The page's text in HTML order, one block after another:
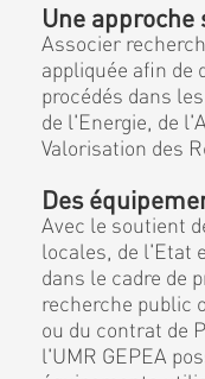
Une approche
Associer
appliquée afin de
procédés dans
de l'Energie, de
Valorisation des
Des
Avec le soutient
locales, de l'Etat
dans le cadre de
recherche public
ou du contrat de
l'UMR GEPEA